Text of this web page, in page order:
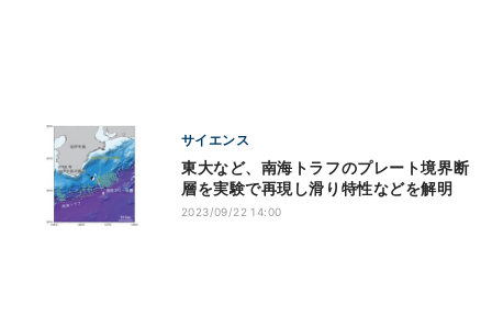
サイエンス
東大など、南海トラフのプレート境界断
層を実験で再現し滑り特性などを解明
2023/09/22 14:00